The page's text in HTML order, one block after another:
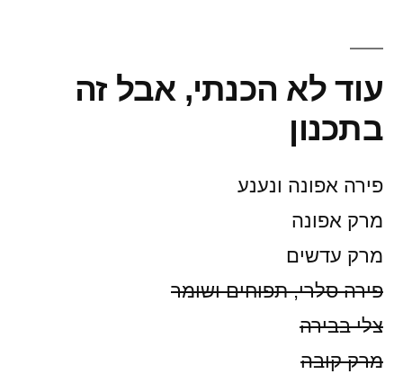
עוד לא הכנתי, אבל זה
בתכנון
פירה אפונה ונענע
מרק אפונה
מרק עדשים
פירה סלרי, תפוחים ושומר
צלי בבירה
מרק קובה